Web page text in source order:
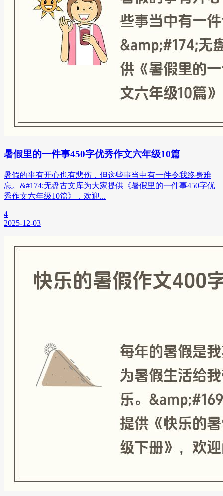
暑假里的一件事450字优秀作文六年级10篇
暑假的事有开心也有悲伤，但这些事当中有一件令我终身难
忘。&#174;无盘古文库为大家提供《暑假里的一件事450字优
秀作文六年级10篇》，欢迎...
4
2025-12-03